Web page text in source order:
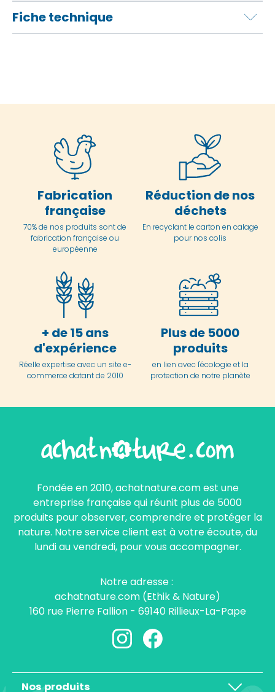
Fiche technique
Fabrication
française
70% de nos produits sont de
fabrication française ou
européenne
Réduction de nos
déchets
En recyclant le carton en calage
pour nos colis
+ de 15 ans
d'expérience
Réelle expertise avec un site e-
commerce datant de 2010
Plus de 5000
produits
en lien avec l'écologie et la
protection de notre planète
Fondée en 2010, achatnature.com est une
entreprise française qui réunit plus de 5000
produits pour observer, comprendre et protéger la
nature. Notre service client est à votre écoute, du
lundi au vendredi, pour vous accompagner.
Notre adresse :
achatnature.com (Ethik & Nature)
160 rue Pierre Fallion - 69140 Rillieux-La-Pape
Nos produits